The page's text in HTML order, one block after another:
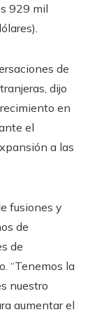
929 mil
de
dijo
en
el
a las
fusiones y
de
de
“Tenemos la
nuestro
aumentar el